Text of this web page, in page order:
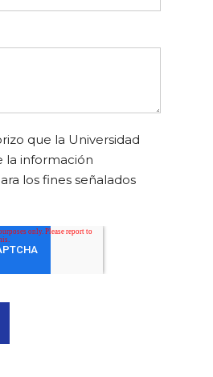
que la Universidad
la información
los fines señalados